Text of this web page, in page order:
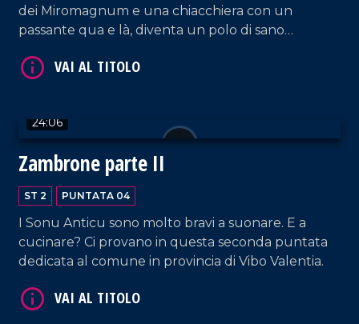
dei Miromagnum e una chiacchiera con un
passante qua e là, diventa un polo di sano
24:06
Zambrone parte II
ST 2 PUNTATA 04
I Sonu Anticu sono molto bravi a suonare. E a
cucinare? Ci provano in questa seconda puntata
dedicata al comune in provincia di Vibo Valentia.